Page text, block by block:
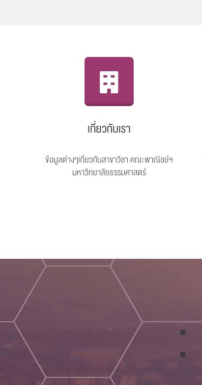
เกี่ยวกับเรา
ข้อมูลต่างๆเกี่ยวกับสาขาวิชา คณะพาณิชย์ฯ
มหาวิทยาลัยธรรมศาสตร์